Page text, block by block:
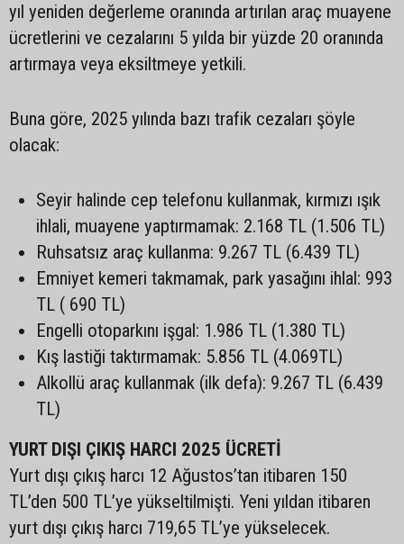
yıl yeniden değerleme oranında artırılan araç muayene
ücretlerini ve cezalarını 5 yılda bir yüzde 20 oranında
artırmaya veya eksiltmeye yetkili.
Buna göre, 2025 yılında bazı trafik cezaları şöyle
olacak:
Seyir halinde cep telefonu kullanmak, kırmızı ışık
ihlali, muayene yaptırmamak: 2.168 TL (1.506 TL)
Ruhsatsız araç kullanma: 9.267 TL (6.439 TL)
Emniyet kemeri takmamak, park yasağını ihlal: 993
TL ( 690 TL)
Engelli otoparkını işgal: 1.986 TL (1.380 TL)
Kış lastiği taktırmamak: 5.856 TL (4.069TL)
Alkollü araç kullanmak (ilk defa): 9.267 TL (6.439
TL)
YURT DIŞI ÇIKIŞ HARCI 2025 ÜCRETİ
Yurt dışı çıkış harcı 12 Ağustos’tan itibaren 150
TL’den 500 TL’ye yükseltilmişti. Yeni yıldan itibaren
yurt dışı çıkış harcı 719,65 TL’ye yükselecek.